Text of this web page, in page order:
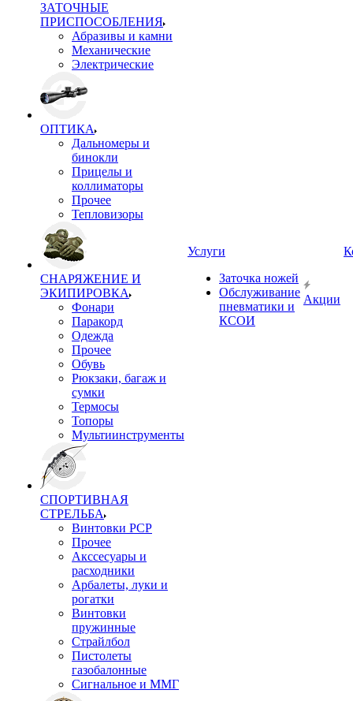
ЗАТОЧНЫЕ
ПРИСПОСОБЛЕНИЯ
Абразивы и камни
Механические
Электрические
ОПТИКА
Дальномеры и
бинокли
Прицелы и
коллиматоры
Прочее
Тепловизоры
СНАРЯЖЕНИЕ И
ЭКИПИРОВКА
Фонари
Паракорд
Одежда
Прочее
Обувь
Рюкзаки, багаж и
сумки
Термосы
Топоры
Мультиинструменты
СПОРТИВНАЯ
СТРЕЛЬБА
Винтовки PCP
Прочее
Акссесуары и
расходники
Арбалеты, луки и
рогатки
Винтовки
пружинные
Страйлбол
Пистолеты
газобалонные
Сигнальное и ММГ
Услуги
Заточка ножей
Обслуживание
пневматики и
КСОИ
Акции